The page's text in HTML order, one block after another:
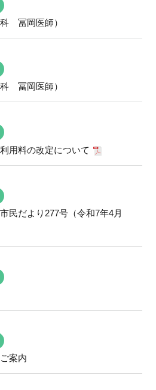
冨岡医師）
冨岡医師）
用料の改定について
民だより277号（令和7年4月
案内